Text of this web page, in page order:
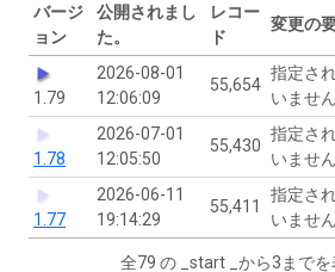
バージ
ョン
公開されまし
た。
レコー
ド
変更の
1.79
2026-08-01
12:06:09
55,654
指定さ
いません
1.78
2026-07-01
12:05:50
55,430
指定さ
いません
1.77
2026-06-11
19:14:29
55,411
指定さ
いません
全79 の _start _から3までを